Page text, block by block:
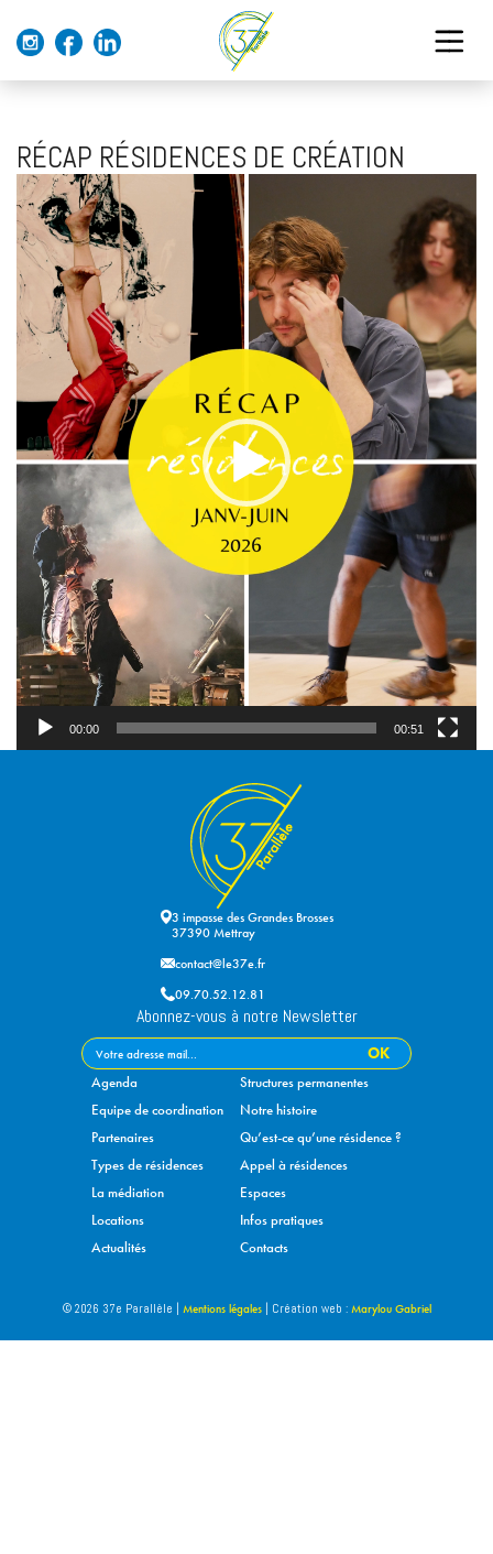
RÉCAP RÉSIDENCES DE CRÉATION
Lecteur
vidéo
00:00 00:51
3 impasse des Grandes Brosses
37390 Mettray
contact@le37e.fr
09.70.52.12.81
Abonnez-vous à notre Newsletter
Agenda
Structures permanentes
Equipe de coordination
Notre histoire
Partenaires
Qu’est-ce qu’une résidence ?
Types de résidences
Appel à résidences
La médiation
Espaces
Locations
Infos pratiques
Actualités
Contacts
© 2026 37e Parallèle | Mentions légales| Création web : Marylou Gabriel